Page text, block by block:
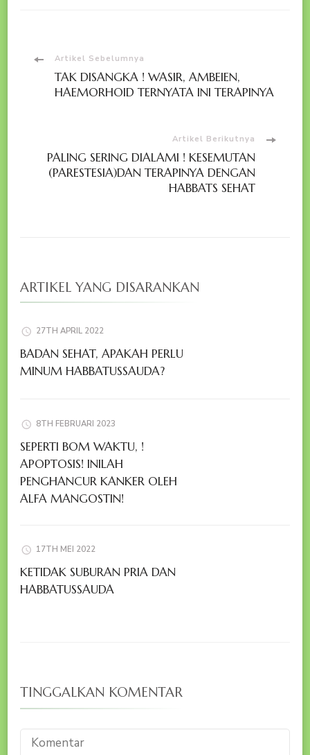
Navigasi
Artikel
Artikel Sebelumnya
TAK DISANGKA ! WASIR, AMBEIEN,
HAEMORHOID TERNYATA INI TERAPINYA
Artikel Berikutnya
PALING SERING DIALAMI ! KESEMUTAN
(PARESTESIA)DAN TERAPINYA DENGAN
HABBATS SEHAT
ARTIKEL YANG DISARANKAN
27TH APRIL 2022
BADAN SEHAT, APAKAH PERLU
MINUM HABBATUSSAUDA?
8TH FEBRUARI 2023
SEPERTI BOM WAKTU, !
APOPTOSIS! INILAH
PENGHANCUR KANKER OLEH
ALFA MANGOSTIN!
17TH MEI 2022
KETIDAK SUBURAN PRIA DAN
HABBATUSSAUDA
TINGGALKAN KOMENTAR